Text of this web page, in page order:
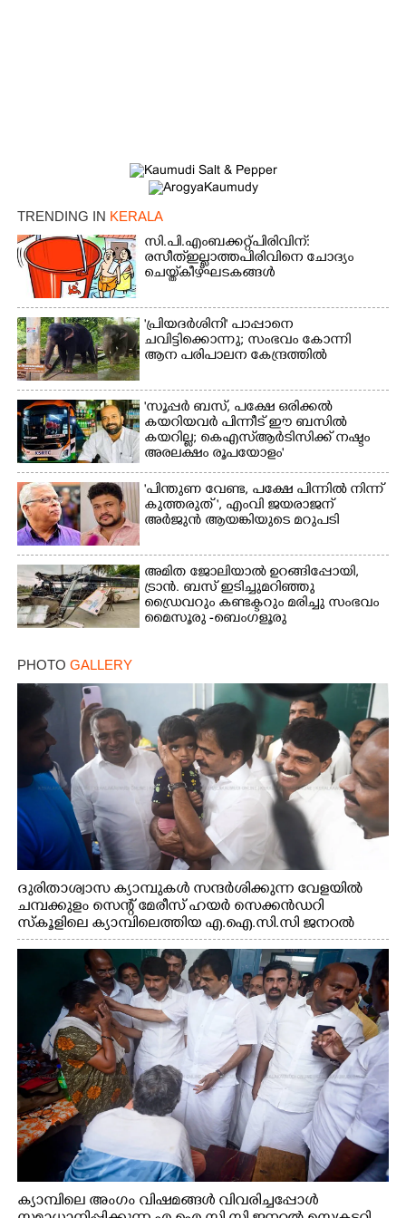
TRENDING IN KERALA
സി.പി.എം ബക്കറ്റ് പിരിവിന്:
രസീത് ഇല്ലാത്ത പിരിവിനെ ചോദ്യം
ചെയ്ത് കീഴ്ഘടകങ്ങൾ
'പ്രിയദർശിനി' പാപ്പാനെ
ചവിട്ടിക്കൊന്നു; സംഭവം കോന്നി
ആന പരിപാലന കേന്ദ്രത്തിൽ
'സൂപ്പർ ബസ്, പക്ഷേ ഒരിക്കൽ
കയറിയവർ പിന്നീട് ഈ ബസിൽ
കയറില്ല; കെഎസ്ആർടിസിക്ക് നഷ്ടം
അരലക്ഷം രൂപയോളം'
"പിന്തുണ വേണ്ട,​ പക്ഷേ പിന്നിൽ നിന്ന്
കുത്തരുത് ", എംവി ജയരാജന്
അർജുൻ ആയങ്കിയുടെ മറുപടി
അമിത ജോലിയാൽ ഉറങ്ങിപ്പോയി,
ട്രാൻ. ബസ് ഇടിച്ചുമറിഞ്ഞു
ഡ്രൈവറും കണ്ടക്ടറും മരിച്ചു സംഭവം
മൈസൂരു -ബെംഗളൂരു
PHOTO GALLERY
ദുരിതാശ്വാസ ക്യാമ്പുകൾ സന്ദർശിക്കുന്ന വേളയിൽ
ചമ്പക്കുളം സെന്റ് മേരീസ് ഹയർ സെക്കൻഡറി
സ്കൂളിലെ ക്യാമ്പിലെത്തിയ എ.ഐ.സി.സി ജനറൽ
സെക്രട്ടറി കെ.സി വേണുഗോപാൽ എം.പി കുരുന്നിനെ
എടുത്ത് ലാളിച്ചപ്പോൾ. സഹകരണ-എക്സൈസ്
വകുപ്പ് മന്ത്രി എം. ലിജു, കൃഷിവകുപ്പ് മന്ത്രി ടി. സിദ്ദിഖ്,
റെജി ചെറിയാൻ എം. എൽ. എ എന്നിവർ സമീപം
ക്യാമ്പിലെ അംഗം വിഷമങ്ങൾ വിവരിച്ചപ്പോൾ
Share this link
Copy Link